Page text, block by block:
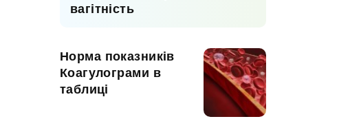
вагітність
Норма показників
Коагулограми в
таблиці